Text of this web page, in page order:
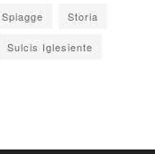
Spiagge Storia
Sulcis Iglesiente